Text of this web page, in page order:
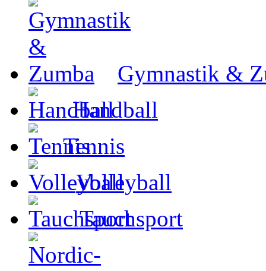
Gymnastik &
Handball
Tennis
Volleyball
Tauchsport